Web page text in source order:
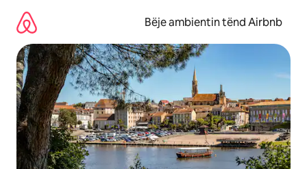
përmbajtja
Bëje ambientin tënd Airbnb